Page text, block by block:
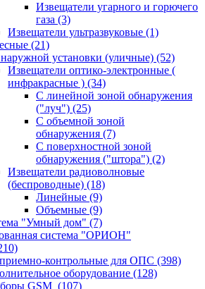
Извещатели угарного и горючего
газа (3)
Извещатели ультразвуковые (1)
(21)
установки (уличные) (52)
Извещатели оптико-электронные (
инфракрасные ) (34)
С линейной зоной обнаружения
("луч") (25)
С объемной зоной
обнаружения (7)
С поверхностной зоной
обнаружения ("штора") (2)
Извещатели радиоволновые
(беспроводные) (18)
Линейные (9)
Объемные (9)
"Умный дом" (7)
система "ОРИОН"
контрольные для ОПС (398)
оборудование (128)
GSM (107)